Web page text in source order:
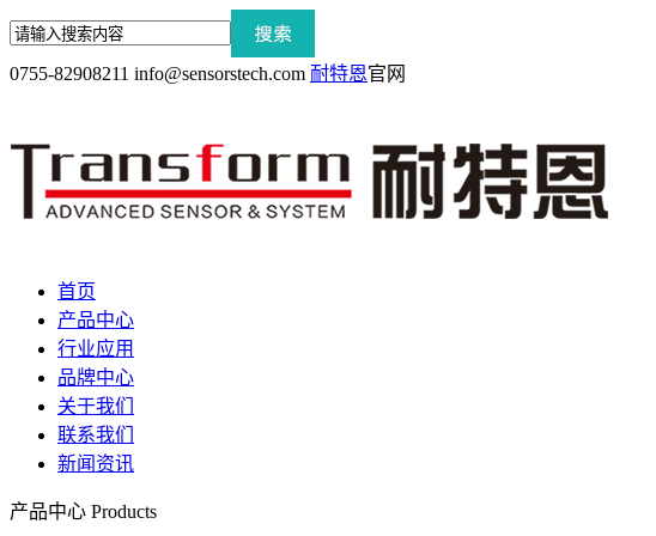
0755-82908211 info@sensorstech.com 耐特恩官网
首页
产品中心
行业应用
品牌中心
关于我们
联系我们
新闻资讯
产品中心 Products